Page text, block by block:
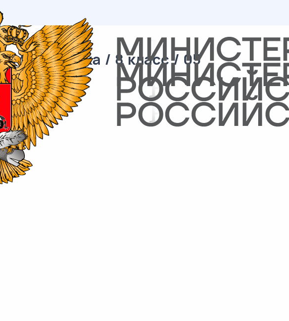
Математика / 8 класс / 05
эти функции.